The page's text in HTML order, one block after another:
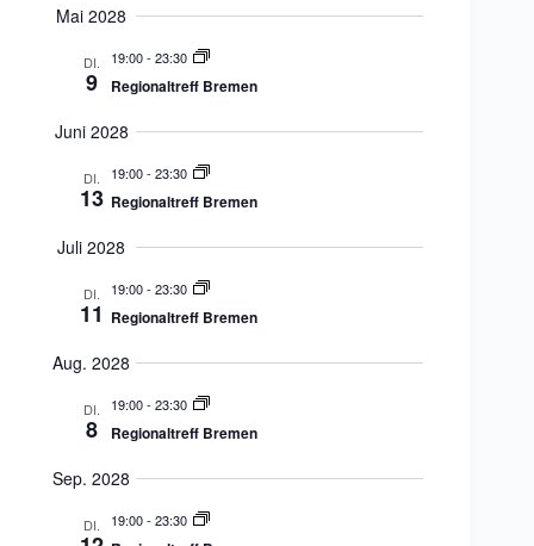
Mai 2028
DI.
9
19:00- 23:30
Regionaltreff Bremen
Juni 2028
DI.
13
19:00- 23:30
Regionaltreff Bremen
Juli 2028
DI.
11
19:00- 23:30
Regionaltreff Bremen
Aug. 2028
DI.
8
19:00- 23:30
Regionaltreff Bremen
Sep. 2028
DI. 19:00- 23:30